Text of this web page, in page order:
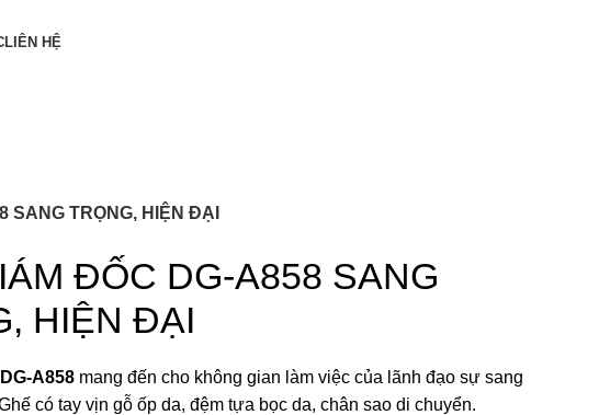
LIÊN HỆ
SANG TRỌNG, HIỆN ĐẠI
ĐỐC DG-A858 SANG
HIỆN ĐẠI
A858 mang đến cho không gian làm việc của lãnh đạo sự sang
có tay vịn gỗ ốp da, đệm tựa bọc da, chân sao di chuyển.